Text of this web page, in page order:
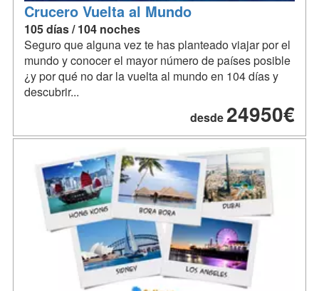
Crucero Vuelta al Mundo
105 días / 104 noches
Seguro que alguna vez te has planteado viajar por el
mundo y conocer el mayor número de países posible
¿y por qué no dar la vuelta al mundo en 104 días y
descubrir...
desde 24950€